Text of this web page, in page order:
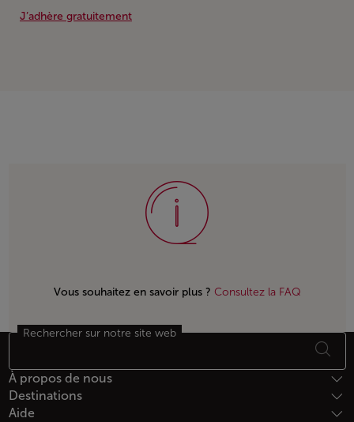
J’adhère gratuitement
Vous souhaitez en savoir plus ? Consultez la FAQ
Bas de page Plan du site
Rechercher sur notre site web
À propos de nous
Destinations
Aide